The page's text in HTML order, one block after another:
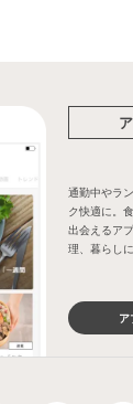
通勤中やラ
ク快適に。
出会えるア
理、暮らし
ア